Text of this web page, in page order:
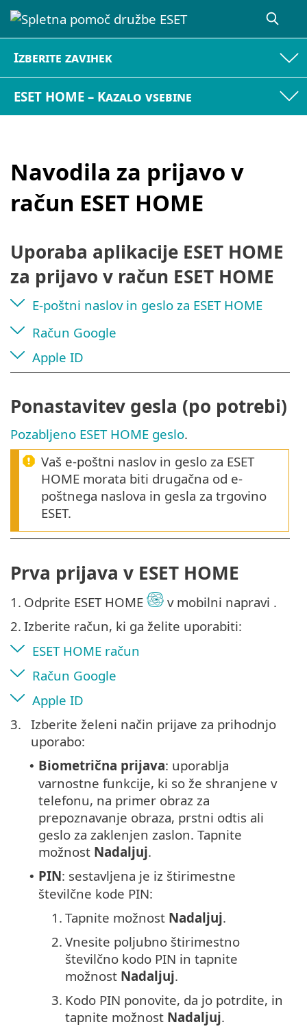
Izberite zavihek
ESET HOME – Kazalo vsebine
Navodila za prijavo v
račun ESET HOME
Uporaba aplikacije ESET HOME
za prijavo v račun ESET HOME
E-poštni naslov in geslo za ESET HOME
Račun Google
Apple ID
Ponastavitev gesla (po potrebi)
Pozabljeno ESET HOME geslo.
Vaš e-poštni naslov in geslo za ESET
HOME morata biti drugačna od e-
poštnega naslova in gesla za trgovino
ESET.
Prva prijava v ESET HOME
1. Odprite ESET HOME
v mobilni napravi .
2. Izberite račun, ki ga želite uporabiti:
ESET HOME račun
Račun Google
Apple ID
3. Izberite želeni način prijave za prihodnjo
uporabo:
• Biometrična prijava: uporablja
varnostne funkcije, ki so že shranjene v
telefonu, na primer obraz za
prepoznavanje obraza, prstni odtis ali
geslo za zaklenjen zaslon. Tapnite
možnost Nadaljuj.
• PIN: sestavljena je iz štirimestne
številčne kode PIN:
1. Tapnite možnost Nadaljuj.
2. Vnesite poljubno štirimestno
številčno kodo PIN in tapnite
možnost Nadaljuj.
3. Kodo PIN ponovite, da jo potrdite, in
tapnite možnost Nadaljuj.